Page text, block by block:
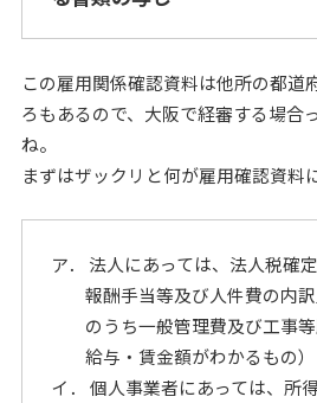
この雇用関係確認資料は他所の都道
ろもあるので、大阪で経審する場合
ね。
まずはザックリと何が雇用確認資料
ア． 法人にあっては、法人税確
報酬手当等及び人件費の内
のうち一般管理費及び工事
給与・賃金額がわかるもの）
イ． 個人事業者にあっては、所